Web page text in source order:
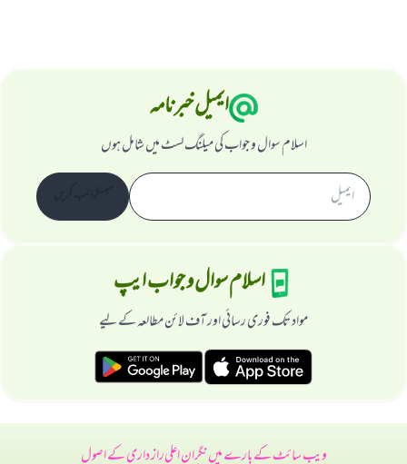
ایمیل خبرنامہ
اسلام سوال و جواب کی میلنگ لسٹ میں شامل ہوں
اسلام سوال و جواب ایپ
مواد تک فوری رسائی اور آف لائن مطالعہ کے لیے
ویب سائٹ کے بارے میںنگران اعلیراز داری کے اصول